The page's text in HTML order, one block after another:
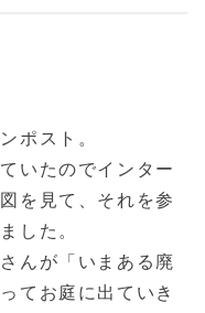
ポスト。
いたのでインター
を見て、それを参
した。
んが「いまある廃
てお庭に出ていき